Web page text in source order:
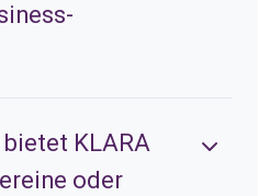
KLARA
oder